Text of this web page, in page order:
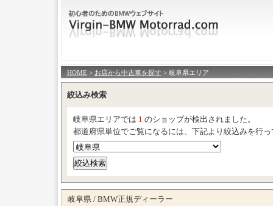
HOME > お店から中古車を探す > 岐阜県エリア
絞込み検索
岐阜県エリアでは 1 のショップが検出されました。
都道府県単位でご覧になるには、下記より絞込みを行
岐阜県 / BMW正規ディーラー